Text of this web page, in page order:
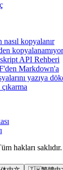
kopyalanır
API Rehberi
Markdown'a
yazıya
hakları saklıdır.